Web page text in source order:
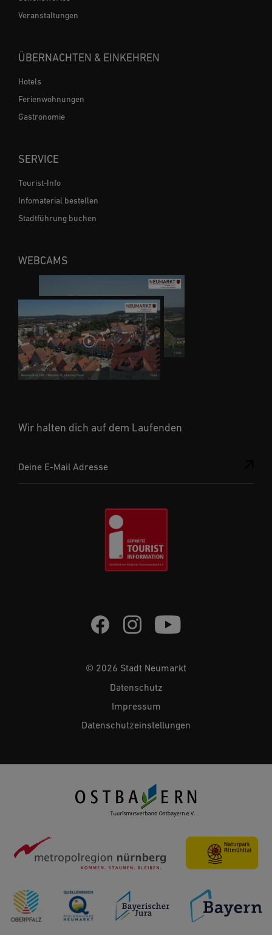
Wir halten dich auf dem Laufenden
Deine E-Mail Adresse
Veranstaltungen
ÜBERNACHTEN & EINKEHREN
Hotels
Ferienwohnungen
Gastronomie
SERVICE
Tourist-Info
Infomaterial bestellen
Stadtführung buchen
WEBCAMS
© 2026 Stadt Neumarkt
Datenschutz
Impressum
Datenschutzeinstellungen